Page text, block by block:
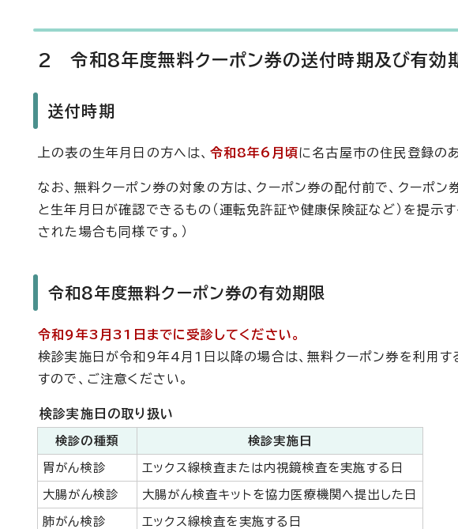
2 令和8年度無料クーポン券の送付時期及び有効
送付時期
上の表の生年月日の方へは、 令和8年6月頃に名古屋市の住民登録の
なお、無料クーポン券の対象の方は、クーポン券の配付前で、クーポ
と生年月日が確認できるもの（運転免許証や健康保険証など）を提示
された場合も同様です。）
令和8年度無料クーポン券の有効期限
令和9年3月31日までに受診してください。
検診実施日が令和9年4月1日以降の場合は、無料クーポン券を利用す
すので、ご注意ください。
検診実施日の取り扱い
検診の種類 検診実施日
胃がん検診 エックス線検査または内視鏡検査を実施する日
大腸がん検診 大腸がん検査キットを協力医療機関へ提出した日
肺がん検診 エックス線検査を実施する日